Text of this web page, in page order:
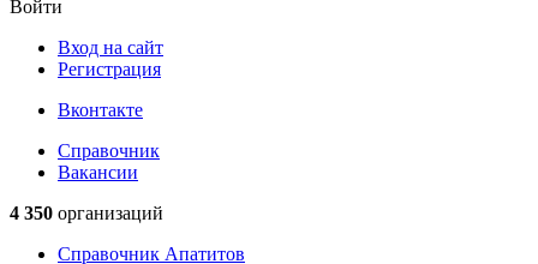
Войти
Вход на сайт
Регистрация
Вконтакте
Справочник
Вакансии
4 350 организаций
Справочник Апатитов